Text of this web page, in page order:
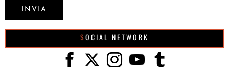
SOCIAL NETWORK